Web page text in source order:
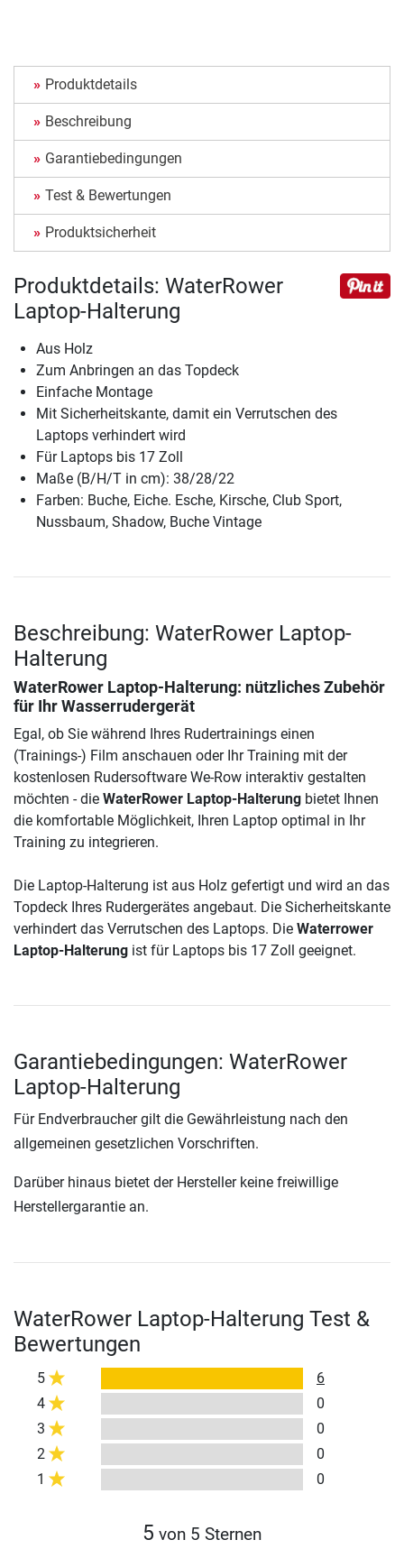
Produktdetails
Beschreibung
Garantiebedingungen
Test & Bewertungen
Produktsicherheit
Produktdetails: WaterRower
Laptop-Halterung
Aus Holz
Zum Anbringen an das Topdeck
Einfache Montage
Mit Sicherheitskante, damit ein Verrutschen des
Laptops verhindert wird
Für Laptops bis 17 Zoll
Maße (B/H/T in cm): 38/28/22
Farben: Buche, Eiche. Esche, Kirsche, Club Sport,
Nussbaum, Shadow, Buche Vintage
Beschreibung: WaterRower Laptop-
Halterung
WaterRower Laptop-Halterung: nützliches Zubehör
für Ihr Wasserrudergerät
Egal, ob Sie während Ihres Rudertrainings einen
(Trainings-) Film anschauen oder Ihr Training mit der
kostenlosen Rudersoftware We-Row interaktiv gestalten
möchten - die WaterRower Laptop-Halterung bietet Ihnen
die komfortable Möglichkeit, Ihren Laptop optimal in Ihr
Training zu integrieren.
Die Laptop-Halterung ist aus Holz gefertigt und wird an das
Topdeck Ihres Rudergerätes angebaut. Die Sicherheitskante
verhindert das Verrutschen des Laptops. Die Waterrower
Laptop-Halterung ist für Laptops bis 17 Zoll geeignet.
Garantiebedingungen: WaterRower
Laptop-Halterung
Für Endverbraucher gilt die Gewährleistung nach den
allgemeinen gesetzlichen Vorschriften.
Darüber hinaus bietet der Hersteller keine freiwillige
Herstellergarantie an.
WaterRower Laptop-Halterung Test &
Bewertungen
5
6
4
0
3
0
2
0
1
0
5 von 5 Sternen